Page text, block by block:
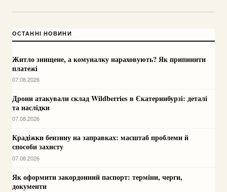
ОСТАННІ НОВИНИ
Житло знищене, а комуналку нараховують? Як припинити
платежі
07.08.2026
Дрони атакували склад Wildberries в Єкатеринбурзі: деталі
та наслідки
07.08.2026
Крадіжки бензину на заправках: масштаб проблеми й
способи захисту
07.08.2026
Як оформити закордонний паспорт: терміни, черги,
документи